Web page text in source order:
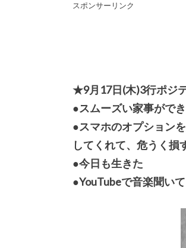
スポンサーリンク
★9月17日(木)3行ポジ
●スムーズい家事がで
●スマホのオプション
してくれて、危うく損
●今日も生きた
●YouTubeで音楽聞い